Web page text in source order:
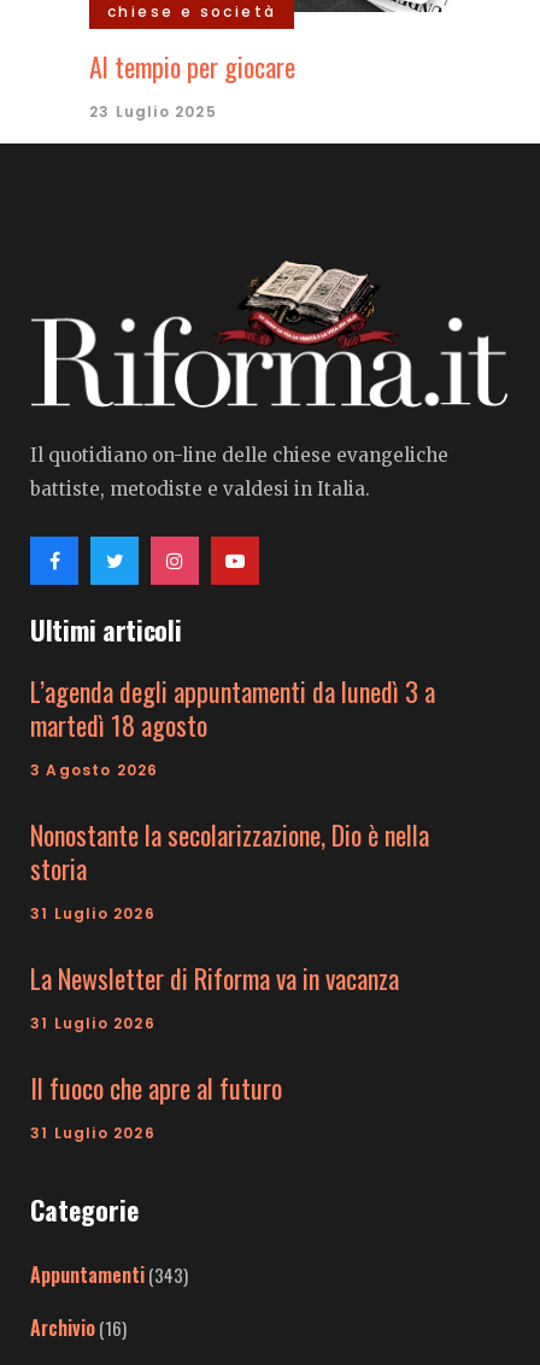
chiese e società
Al tempio per giocare
23 Luglio 2025
Il quotidiano on-line delle chiese evangeliche
battiste, metodiste e valdesi in Italia.
Ultimi articoli
L’agenda degli appuntamenti da lunedì 3 a
martedì 18 agosto
3 Agosto 2026
Nonostante la secolarizzazione, Dio è nella
storia
31 Luglio 2026
La Newsletter di Riforma va in vacanza
31 Luglio 2026
Il fuoco che apre al futuro
31 Luglio 2026
Categorie
Appuntamenti(343)
Archivio(16)